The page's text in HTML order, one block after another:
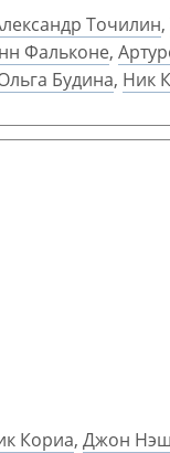
Точилин,
Фальконе,
Будина, Ник
Кориа, Джон Нэш